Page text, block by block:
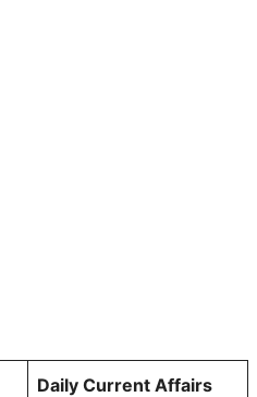
Daily Current Affairs